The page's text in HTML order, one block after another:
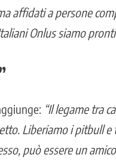
affidati a persone
Onlus siamo
“Il legame tra
Liberiamo i pitbull
può essere un